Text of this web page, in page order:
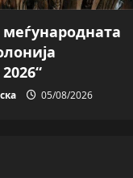
05/08/2026